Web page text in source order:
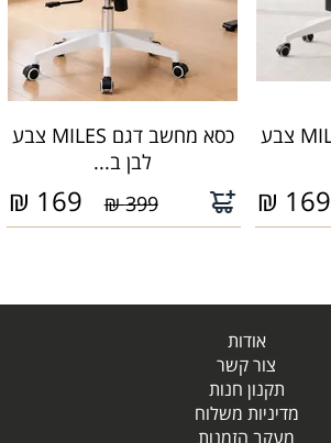
כסא מחשב דגם MILES צבע
169
₪
כסא מחשב דגם MILES צבע
לבן ב...
399 ₪
169
₪
אודות
צור קשר
תקנון חנות
מדיניות משלוח
מעקב הזמנות